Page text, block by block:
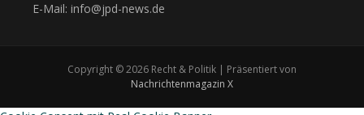
E-Mail: info@jpd-news.de
Copyright © 2026 Recht & Politik | Präsentiert von
Nachrichtenmagazin X